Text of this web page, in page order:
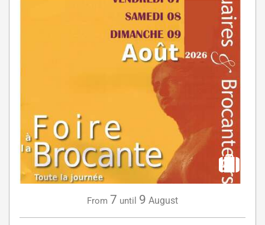
From 7 until 9 August